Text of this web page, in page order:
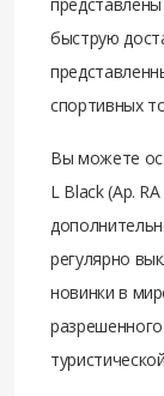
быструю
спортивных
Вы можете
L Black (Ар.
регулярно
новинки в